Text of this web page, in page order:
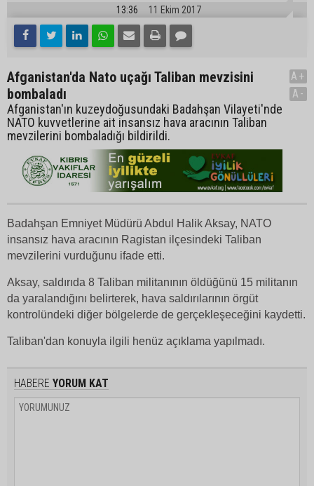
13:36 11 Ekim 2017
Afganistan'da Nato uçağı Taliban mevzisini
bombaladı
Afganistan'ın kuzeydoğusundaki Badahşan Vilayeti'nde
NATO kuvvetlerine ait insansız hava aracının Taliban
mevzilerini bombaladığı bildirildi.
A+
A-
Badahşan Emniyet Müdürü Abdul Halik Aksay, NATO
insansız hava aracının Ragistan ilçesindeki Taliban
mevzilerini vurduğunu ifade etti.
Aksay, saldırıda 8 Taliban militanının öldüğünü 15 militanın
da yaralandığını belirterek, hava saldırılarının örgüt
kontrolündeki diğer bölgelerde de gerçekleşeceğini kaydetti.
Taliban'dan konuyla ilgili henüz açıklama yapılmadı.
HABERE YORUM KAT